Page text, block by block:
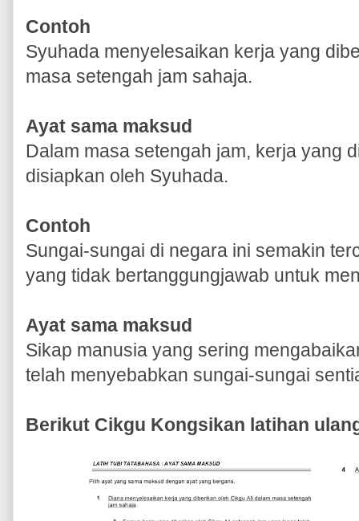
Contoh
Syuhada menyelesaikan kerja yang
masa setengah jam sahaja.
Ayat sama maksud
Dalam masa setengah jam, kerja yang
disiapkan oleh Syuhada.
Contoh
Sungai-sungai di negara ini semakin
yang tidak bertanggungjawab untuk
Ayat sama maksud
Sikap manusia yang sering
telah menyebabkan sungai-sungai
Berikut Cikgu Kongsikan latihan